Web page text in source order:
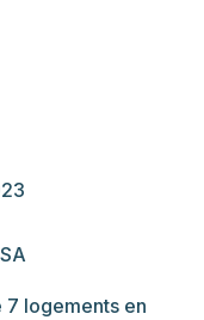
7 logements en